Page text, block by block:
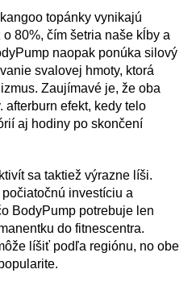
topánky vynikajú
80%, čím šetria naše kĺby a
naopak ponúka silový
svalovej hmoty, ktorá
Zaujímavé je, že oba
afterburn efekt, kedy telo
aj hodiny po skončení
sa taktiež výrazne líši.
investíciu a
BodyPump potrebuje len
do fitnescentra.
líšiť podľa regiónu, no obe